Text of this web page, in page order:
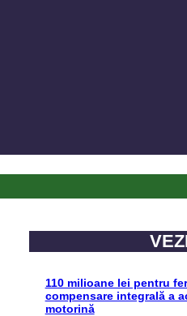
110 milioane lei pentru
compensare integrală a
motorină